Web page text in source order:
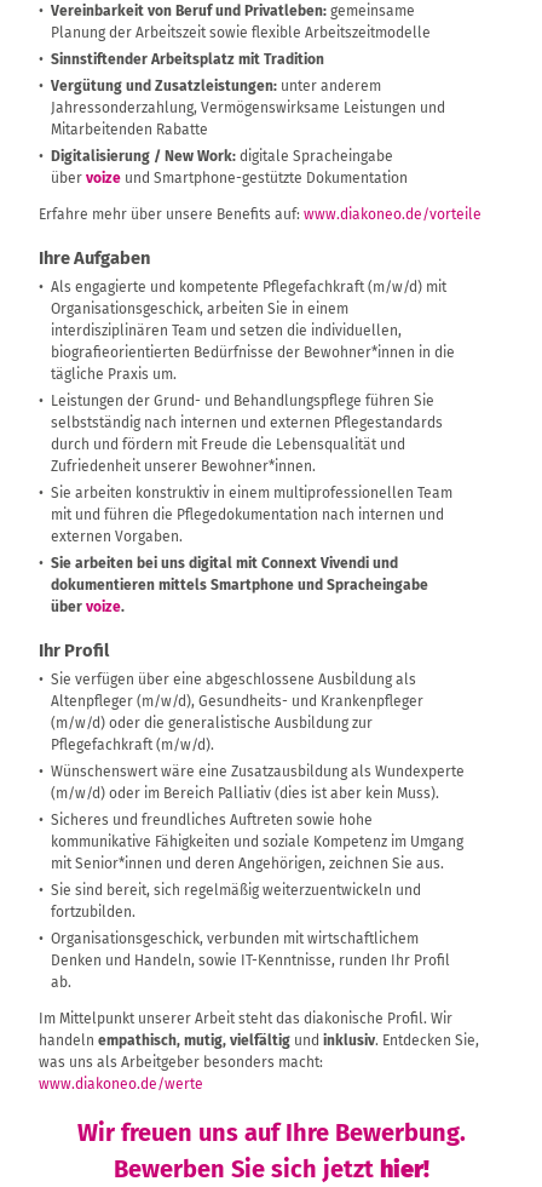
Vereinbarkeit von Beruf und Privatleben: gemeinsame
Planung der Arbeitszeit sowie flexible Arbeitszeitmodelle
Sinnstiftender Arbeitsplatz mit Tradition
Vergütung und Zusatzleistungen: unter anderem
Jahressonderzahlung, Vermögenswirksame Leistungen und
Mitarbeitenden Rabatte
Digitalisierung / New Work: digitale Spracheingabe
über voize und Smartphone-gestützte Dokumentation
Erfahre mehr über unsere Benefits auf: www.diakoneo.de/vorteile
Ihre Aufgaben
Als engagierte und kompetente Pflegefachkraft (m/w/d) mit
Organisationsgeschick, arbeiten Sie in einem
interdisziplinären Team und setzen die individuellen,
biografieorientierten Bedürfnisse der Bewohner*innen in die
tägliche Praxis um.
Leistungen der Grund- und Behandlungspflege führen Sie
selbstständig nach internen und externen Pflegestandards
durch und fördern mit Freude die Lebensqualität und
Zufriedenheit unserer Bewohner*innen.
Sie arbeiten konstruktiv in einem multiprofessionellen Team
mit und führen die Pflegedokumentation nach internen und
externen Vorgaben.
Sie arbeiten bei uns digital mit Connext Vivendi und
dokumentieren mittels Smartphone und Spracheingabe
über voize.
Ihr Profil
Sie verfügen über eine abgeschlossene Ausbildung als
Altenpfleger (m/w/d), Gesundheits- und Krankenpfleger
(m/w/d) oder die generalistische Ausbildung zur
Pflegefachkraft (m/w/d).
Wünschenswert wäre eine Zusatzausbildung als Wundexperte
(m/w/d) oder im Bereich Palliativ (dies ist aber kein Muss).
Sicheres und freundliches Auftreten sowie hohe
kommunikative Fähigkeiten und soziale Kompetenz im Umgang
mit Senior*innen und deren Angehörigen, zeichnen Sie aus.
Sie sind bereit, sich regelmäßig weiterzuentwickeln und
fortzubilden.
Organisationsgeschick, verbunden mit wirtschaftlichem
Denken und Handeln, sowie IT-Kenntnisse, runden Ihr Profil
ab.
Im Mittelpunkt unserer Arbeit steht das diakonische Profil. Wir
handeln empathisch, mutig, vielfältig und inklusiv. Entdecken Sie,
was uns als Arbeitgeber besonders macht:
www.diakoneo.de/werte
Wir freuen uns auf Ihre Bewerbung.
Bewerben Sie sich jetzt hier!